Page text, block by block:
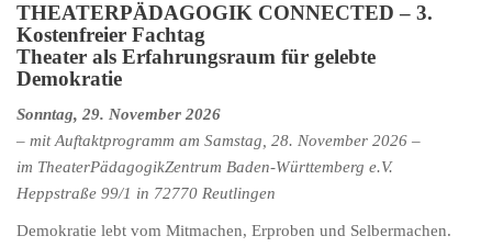
THEATERPÄDAGOGIK CONNECTED – 3.
Kostenfreier Fachtag
Theater als Erfahrungsraum für gelebte
Demokratie
Sonntag, 29. November 2026
– mit Auftaktprogramm am Samstag, 28. November 2026 –
im TheaterPädagogikZentrum Baden-Württemberg e.V.
Heppstraße 99/1 in 72770 Reutlingen
Demokratie lebt vom Mitmachen, Erproben und Selbermachen.